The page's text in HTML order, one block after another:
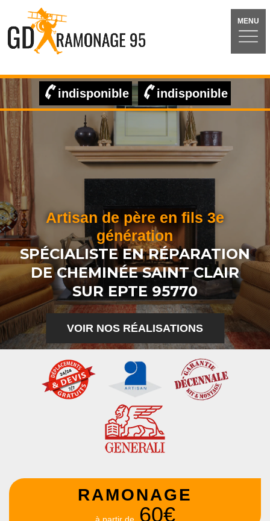
MENU
indisponible indisponible
Artisan de père en fils 3e
génération
SPÉCIALISTE EN RÉPARATION
DE CHEMINÉE SAINT CLAIR
SUR EPTE 95770
VOIR NOS RÉALISATIONS
RAMONAGE
60€